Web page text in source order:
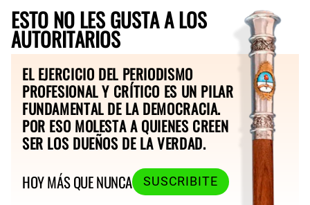
ESTO NO LES GUSTA A LOS
AUTORITARIOS
EL EJERCICIO DEL PERIODISMO
PROFESIONAL Y CRÍTICO ES UN PILAR
FUNDAMENTAL DE LA DEMOCRACIA.
POR ESO MOLESTA A QUIENES CREEN
SER LOS DUEÑOS DE LA VERDAD.
HOY MÁS QUE NUNCA
SUSCRIBITE